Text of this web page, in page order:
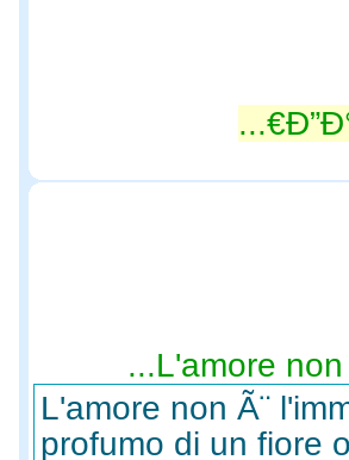
L'amore non
L'amore non Ã¨
profumo di un fiore